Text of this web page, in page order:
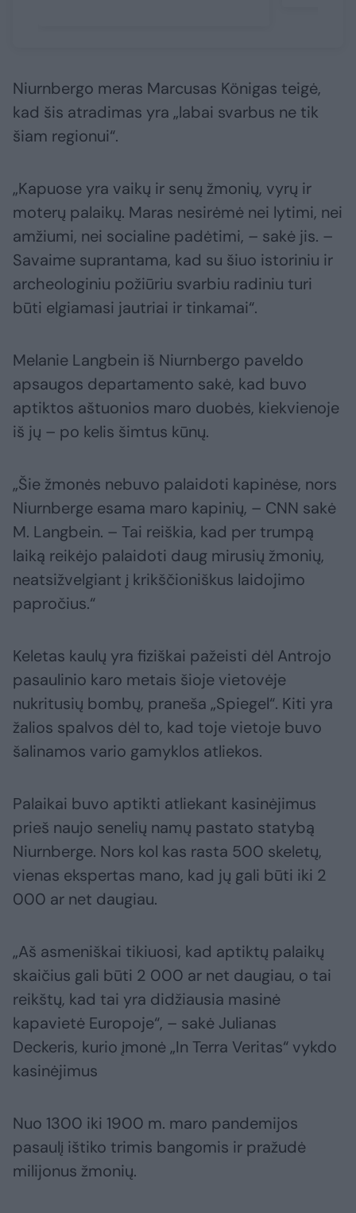
Niurnbergo meras Marcusas Königas teigė,
kad šis atradimas yra „labai svarbus ne tik
šiam regionui“.
„Kapuose yra vaikų ir senų žmonių, vyrų ir
moterų palaikų. Maras nesirėmė nei lytimi, nei
amžiumi, nei socialine padėtimi, – sakė jis. –
Savaime suprantama, kad su šiuo istoriniu ir
archeologiniu požiūriu svarbiu radiniu turi
būti elgiamasi jautriai ir tinkamai“.
Melanie Langbein iš Niurnbergo paveldo
apsaugos departamento sakė, kad buvo
aptiktos aštuonios maro duobės, kiekvienoje
iš jų – po kelis šimtus kūnų.
„Šie žmonės nebuvo palaidoti kapinėse, nors
Niurnberge esama maro kapinių, – CNN sakė
M. Langbein. – Tai reiškia, kad per trumpą
laiką reikėjo palaidoti daug mirusių žmonių,
neatsižvelgiant į krikščioniškus laidojimo
papročius.“
Keletas kaulų yra fiziškai pažeisti dėl Antrojo
pasaulinio karo metais šioje vietovėje
nukritusių bombų, praneša „Spiegel“. Kiti yra
žalios spalvos dėl to, kad toje vietoje buvo
šalinamos vario gamyklos atliekos.
Palaikai buvo aptikti atliekant kasinėjimus
prieš naujo senelių namų pastato statybą
Niurnberge. Nors kol kas rasta 500 skeletų,
vienas ekspertas mano, kad jų gali būti iki 2
000 ar net daugiau.
„Aš asmeniškai tikiuosi, kad aptiktų palaikų
skaičius gali būti 2 000 ar net daugiau, o tai
reikštų, kad tai yra didžiausia masinė
kapavietė Europoje“, – sakė Julianas
Deckeris, kurio įmonė „In Terra Veritas“ vykdo
kasinėjimus
Nuo 1300 iki 1900 m. maro pandemijos
pasaulį ištiko trimis bangomis ir pražudė
milijonus žmonių.